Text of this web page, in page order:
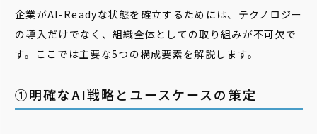
企業がAI-Readyな状態を確立するためには、テクノロジー
の導入だけでなく、組織全体としての取り組みが不可欠で
す。ここでは主要な5つの構成要素を解説します。
①明確なAI戦略とユースケースの策定